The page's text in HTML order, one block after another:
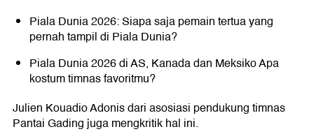
Piala Dunia 2026: Siapa saja pemain tertua yang
pernah tampil di Piala Dunia?
Piala Dunia 2026 di AS, Kanada dan Meksiko Apa
kostum timnas favoritmu?
Julien Kouadio Adonis dari asosiasi pendukung timnas
Pantai Gading juga mengkritik hal ini.